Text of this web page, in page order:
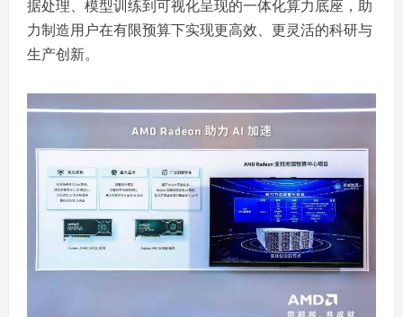
据处理、模型训练到可视化呈现的一体化算力底座，助
力制造用户在有限预算下实现更高效、更灵活的科研与
生产创新。